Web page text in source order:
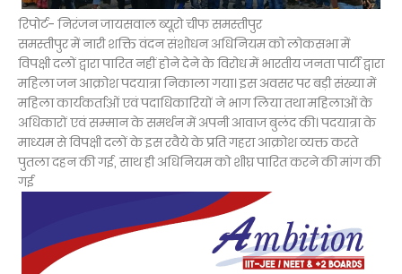
रिपोर्ट- निरंजन जायसवाल ब्यूरो चीफ समस्तीपुर
समस्तीपुर में नारी शक्ति वंदन संशोधन अधिनियम को लोकसभा में
विपक्षी दलों द्वारा पारित नहीं होने देने के विरोध में भारतीय जनता पार्टी द्वारा
महिला जन आक्रोश पदयात्रा निकाला गया। इस अवसर पर बड़ी संख्या में
महिला कार्यकर्ताओं एवं पदाधिकारियों ने भाग लिया तथा महिलाओं के
अधिकारों एवं सम्मान के समर्थन में अपनी आवाज बुलंद की। पदयात्रा के
माध्यम से विपक्षी दलों के इस रवैये के प्रति गहरा आक्रोश व्यक्त करते
पुतला दहन की गई, साथ ही अधिनियम को शीघ्र पारित करने की मांग की
गई